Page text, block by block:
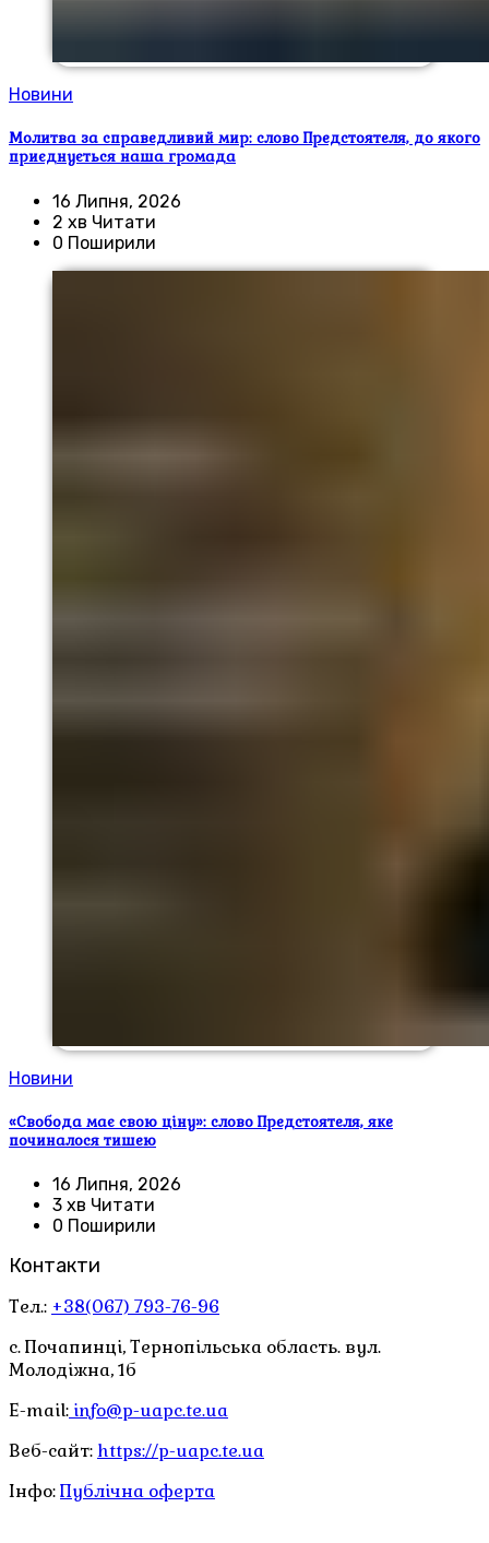
Новини
Молитва за справедливий мир: слово Предстоятеля, до якого
приєднується наша громада
16 Липня, 2026
2 хв Читати
0 Поширили
Новини
«Свобода має свою ціну»: слово Предстоятеля, яке
починалося тишею
16 Липня, 2026
3 хв Читати
0 Поширили
Контакти
Тел.: +38(067) 793-76-96
с. Почапинці, Тернопільська область. вул.
Молодіжна, 1б
E-mail: info@p-uapc.te.ua
Веб-сайт: https://p-uapc.te.ua
Інфо:Публічна оферта